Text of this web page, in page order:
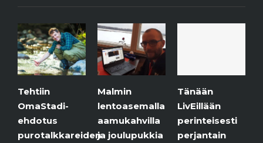
Malmin
lentoasemalla
aamukahvilla
ja joulupukkia
Tänään
LivEillään
perinteisesti
perjantain
6.12.2018